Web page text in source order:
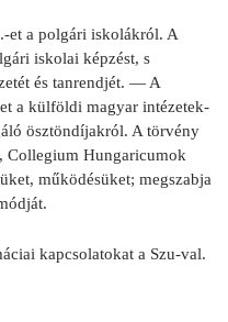
et a polgári iskolákról. A
iskolai képzést, s
és tanrendjét. — A
a külföldi magyar intézetek­
ösztöndíjakról. A törvény
Collegium Hungaricu­mok
működésüket; megszabja
kapcsolatokat a Szu-val.